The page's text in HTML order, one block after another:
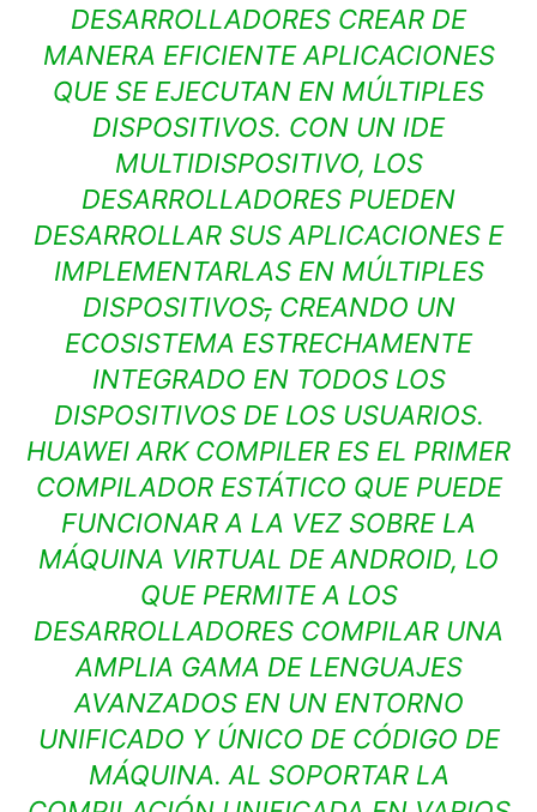
DESARROLLADORES CREAR DE
MANERA EFICIENTE APLICACIONES
QUE SE EJECUTAN EN MÚLTIPLES
DISPOSITIVOS. CON UN IDE
MULTIDISPOSITIVO, LOS
DESARROLLADORES PUEDEN
DESARROLLAR SUS APLICACIONES E
IMPLEMENTARLAS EN MÚLTIPLES
DISPOSITIVOS,CREANDO UN
ECOSISTEMA ESTRECHAMENTE
INTEGRADO EN TODOS LOS
DISPOSITIVOS DE LOS USUARIOS.
HUAWEI ARK COMPILER ES EL PRIMER
COMPILADOR ESTÁTICO QUE PUEDE
FUNCIONAR A LA VEZ SOBRE LA
MÁQUINA VIRTUAL DE ANDROID, LO
QUE PERMITE A LOS
DESARROLLADORES COMPILAR UNA
AMPLIA GAMA DE LENGUAJES
AVANZADOS EN UN ENTORNO
UNIFICADO Y ÚNICO DE CÓDIGO DE
MÁQUINA. AL SOPORTAR LA